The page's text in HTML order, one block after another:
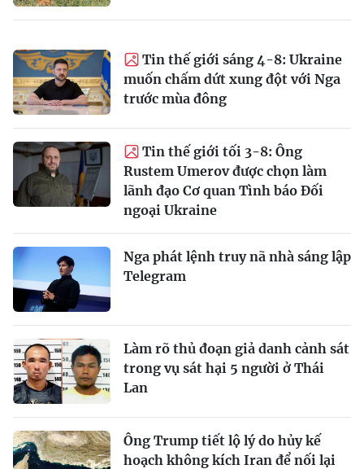
Tin thế giới sáng 4-8: Ukraine
muốn chấm dứt xung đột với Nga
trước mùa đông
Tin thế giới tối 3-8: Ông
Rustem Umerov được chọn làm
lãnh đạo Cơ quan Tình báo Đối
ngoại Ukraine
Nga phát lệnh truy nã nhà sáng lập
Telegram
Làm rõ thủ đoạn giả danh cảnh sát
trong vụ sát hại 5 người ở Thái
Lan
Ông Trump tiết lộ lý do hủy kế
hoạch không kích Iran để nối lại